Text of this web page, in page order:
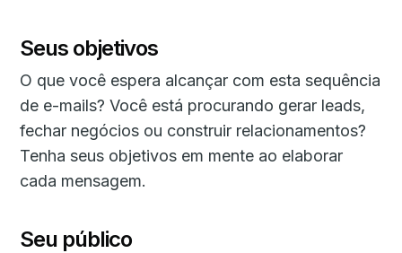
Seus objetivos
O que você espera alcançar com esta sequência
de e-mails? Você está procurando gerar leads,
fechar negócios ou construir relacionamentos?
Tenha seus objetivos em mente ao elaborar
cada mensagem.
Seu público